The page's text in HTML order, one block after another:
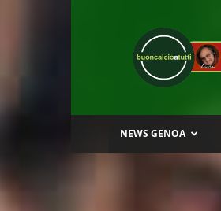
Buon
Calcio
a
Tutti
NEWS GENOA